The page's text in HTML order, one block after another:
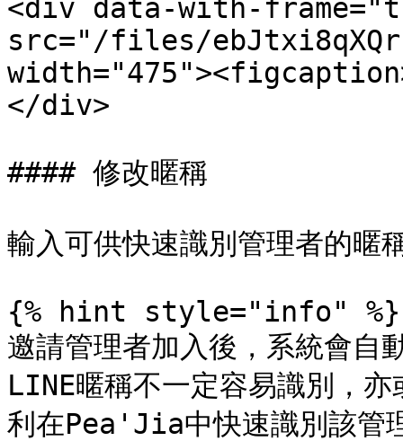
<div data-with-
src="/files/
</div>
#### 修改暱稱
輸入可供快速識別管理者的暱
{% hint style="info" %}
邀請管理者加入後，系統會自
LINE暱稱不一定容易識別，
利在Pea'Jia中快速識別該管